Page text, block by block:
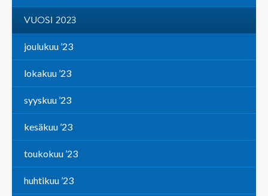
VUOSI 2023
joulukuu ’23
lokakuu ’23
syyskuu ’23
kesäkuu ’23
toukokuu ’23
huhtikuu ’23